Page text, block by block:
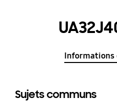
Informations
Sujets communs